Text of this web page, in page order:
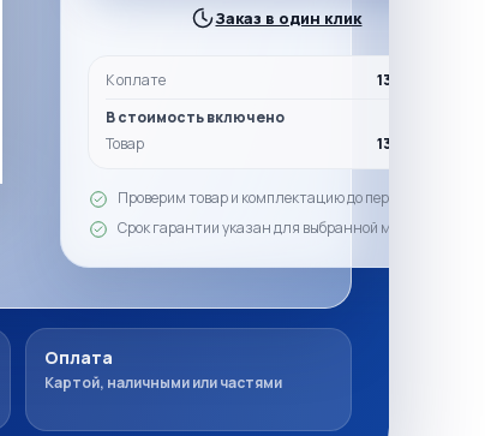
Заказ в один клик
К оплате
135 900 ₽
В стоимость включено
Товар
135 900 ₽
Проверим товар и комплектацию до передачи
Срок гарантии указан для выбранной модели
Оплата
Картой, наличными или частями